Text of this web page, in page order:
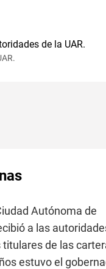
Autónoma de
a las
de las
estuvo el